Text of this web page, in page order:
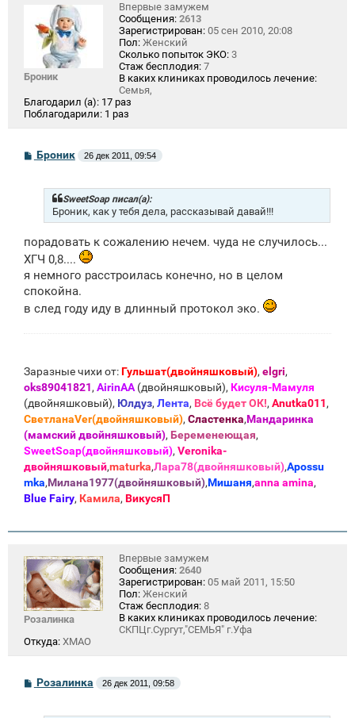
Броник
Впервые замужем
Сообщения: 2613
Зарегистрирован: 05 сен 2010, 20:08
Пол: Женский
Сколько попыток ЭКО: 3
Стаж бесплодия: 7
В каких клиниках проводилось лечение:
Семья,
Благодарил (а): 17 раз
Поблагодарили: 1 раз
С
е
Броник 26 дек 2011, 09:54
SweetSoap писал(а):
Броник, как у тебя дела, рассказывай давай!!!
порадовать к сожалению нечем. чуда не случилось...
ХГЧ 0,8....
я немного расстроилась конечно, но в целом
спокойна.
в след году иду в длинный протокол эко.
Заразные чихи от:Гульшат(двойняшковый), elgri,
oks89041821, AirinAA(двойняшковый), Кисуля-Мамуля
(двойняшковый), Юлдуз, Лента, Всё будет ОК!, Anutka011,
СветланаVer(двойняшковый), Сластенка,Мандаринка
(мамский двойняшковый), Беременеющая,
SweetSoap(двойняшковый), Veronika-
двойняшковый,maturka,Лара78(двойняшковый),Apossu
mka,Милана1977(двойняшковый),Мишаня,anna amina,
Blue Fаiry, Камила, ВикусяП
Розалинка
Впервые замужем
Сообщения: 2640
Зарегистрирован: 05 май 2011, 15:50
Пол: Женский
Стаж бесплодия: 8
В каких клиниках проводилось лечение:
СКПЦг.Сургут,"СЕМЬЯ" г.Уфа
Откуда: ХМАО
СРозалинка 26 дек 2011, 09:58